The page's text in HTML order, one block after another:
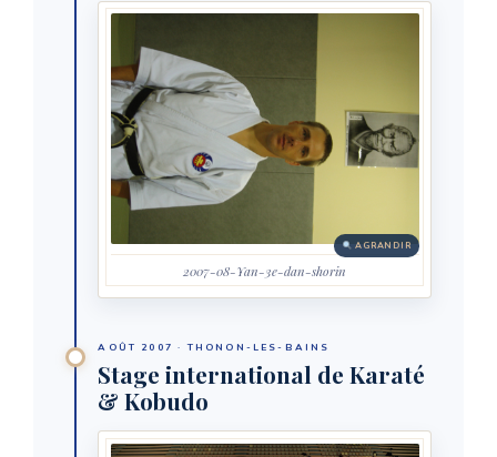
AGRANDIR
2007-08-Yan-3e-dan-shorin
AOÛT 2007 · THONON-LES-BAINS
Stage international de Karaté
& Kobudo